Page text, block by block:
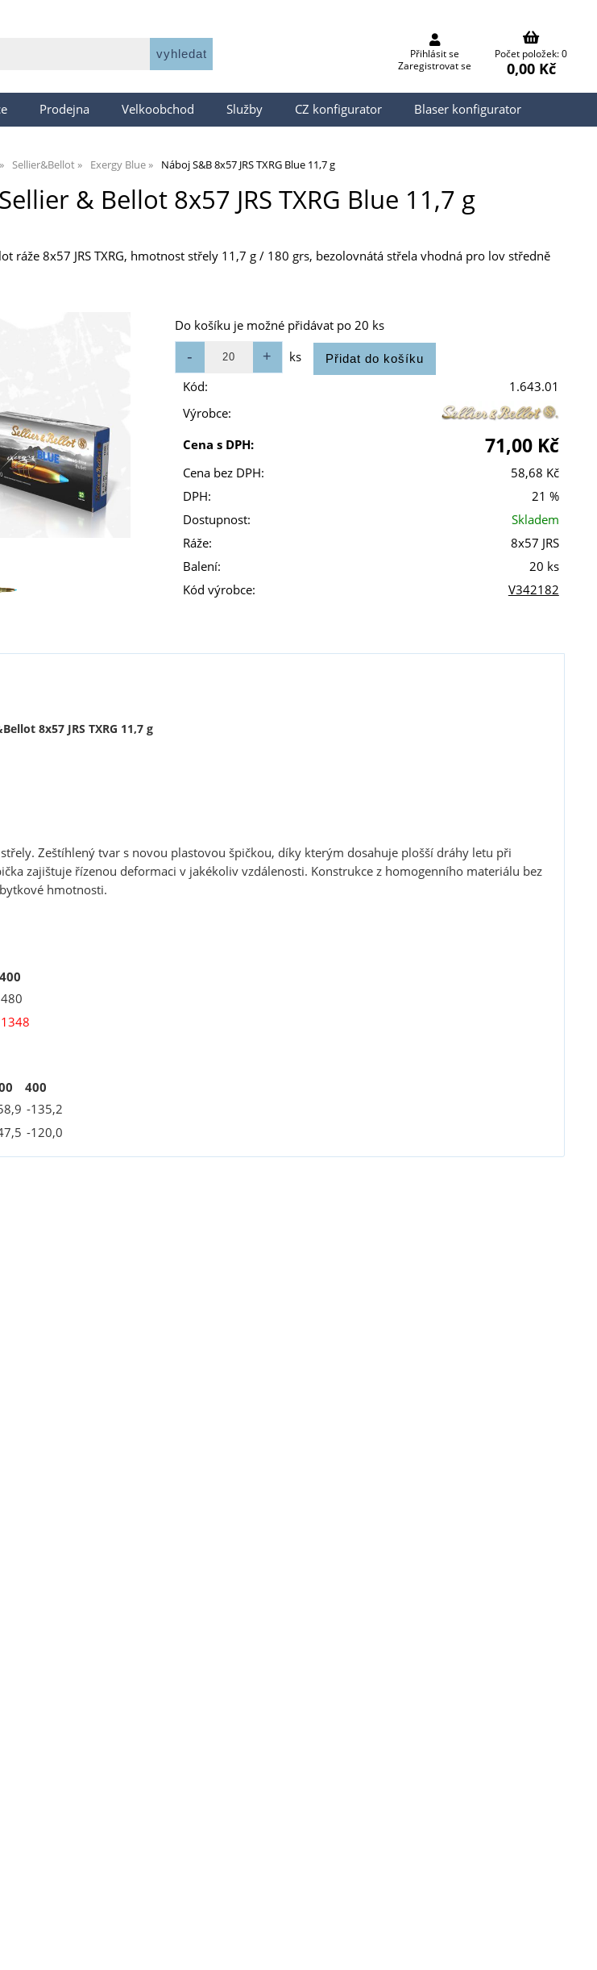
Přihlásit se
Zaregistrovat se
Počet položek: 0
0,00 Kč
Prodejna Velkoobchod Služby CZ konfigurator Blaser konfigurator
Sellier&Bellot Exergy Blue Náboj S&B 8x57 JRS TXRG Blue 11,7 g
& Bellot 8x57 JRS TXRG Blue 11,7 g
ráže 8x57 JRS TXRG, hmotnost střely 11,7 g / 180 grs, bezolovnátá střela vhodná pro lov středně
Do košíku je možné přidávat po 20 ks
ks
Kód:
1.643.01
Výrobce:
Cena s DPH:
71,00 Kč
Cena bez DPH:
58,68 Kč
DPH:
21 %
Dostupnost:
Skladem
Ráže:
8x57 JRS
Balení:
20 ks
Kód výrobce:
V342182
8x57 JRS TXRG 11,7 g
Zeštíhlený tvar s novou plastovou špičkou, díky kterým dosahuje plošší dráhy letu při
zajištuje řízenou deformaci v jakékoliv vzdálenosti. Konstrukce z homogenního materiálu bez
hmotnosti.
400
480
1348
400
,9 -135,2
,5 -120,0